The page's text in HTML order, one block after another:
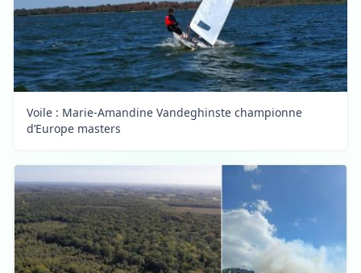
Voile : Marie-Amandine Vandeghinste championne
d’Europe masters